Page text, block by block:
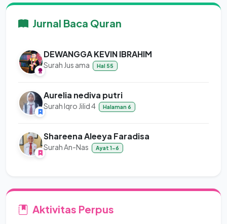
Jurnal Baca Quran
DEWANGGA KEVIN IBRAHIM
Surah Jus ama Hal 55
Aurelia nediva putri
Surah Iqro Jilid 4 Halaman 6
Shareena Aleeya Faradisa
Surah An-Nas Ayat 1-6
Aktivitas Perpus